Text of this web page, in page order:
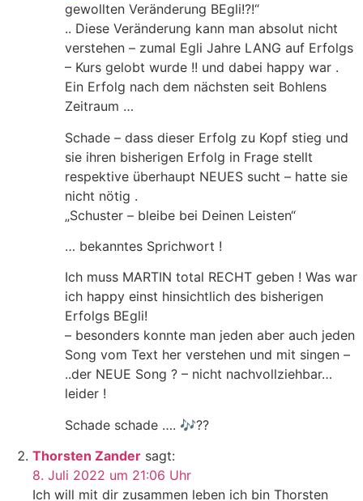
gewollten Veränderung BEgli!?!“
.. Diese Veränderung kann man absolut nicht
verstehen – zumal Egli Jahre LANG auf Erfolgs
– Kurs gelobt wurde !! und dabei happy war .
Ein Erfolg nach dem nächsten seit Bohlens
Zeitraum …
Schade – dass dieser Erfolg zu Kopf stieg und
sie ihren bisherigen Erfolg in Frage stellt
respektive überhaupt NEUES sucht – hatte sie
nicht nötig .
„Schuster – bleibe bei Deinen Leisten“
… bekanntes Sprichwort !
Ich muss MARTIN total RECHT geben ! Was war
ich happy einst hinsichtlich des bisherigen
Erfolgs BEgli!
– besonders konnte man jeden aber auch jeden
Song vom Text her verstehen und mit singen –
..der NEUE Song ? – nicht nachvollziehbar…
leider !
Schade schade …. 🎶??
Thorsten Zander sagt:
8. Juli 2022 um 21:06 Uhr
Ich will mit dir zusammen leben ich bin Thorsten